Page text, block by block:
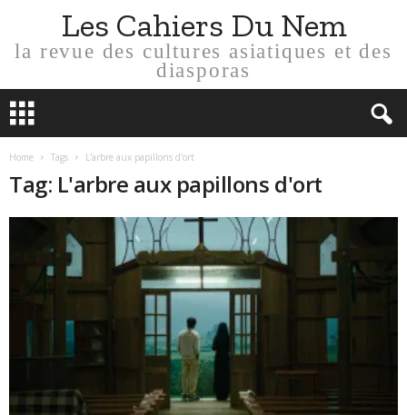
Les Cahiers Du Nem
la revue des cultures asiatiques et des
diasporas
Home Tags L'arbre aux papillons d'ort
Tag: L'arbre aux papillons d'ort